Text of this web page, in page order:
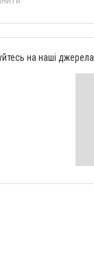
на наші джерела